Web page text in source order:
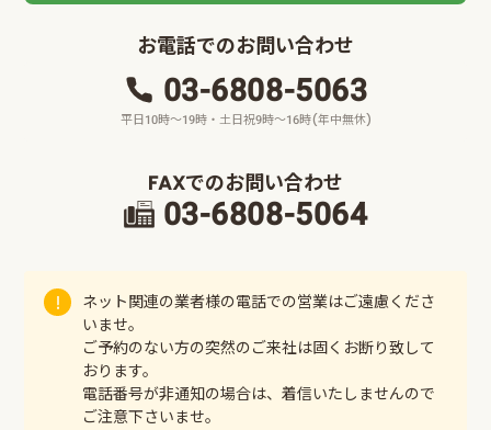
お電話でのお問い合わせ
03-6808-5063
平日10時～19時・土日祝9時～16時(年中無休)
FAXでのお問い合わせ
03-6808-5064
ネット関連の業者様の電話での営業はご遠慮くださ
いませ。
ご予約のない方の突然のご来社は固くお断り致して
おります。
電話番号が非通知の場合は、着信いたしませんので
ご注意下さいませ。